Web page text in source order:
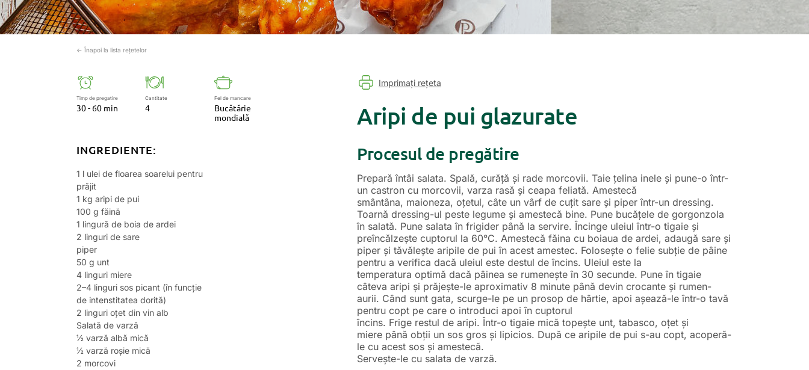
← Înapoi la lista rețetelor
Timp de pregatire
30 - 60 min
Cantitate
4
Fel de mancare
Bucătărie
mondială
INGREDIENTE:
1 l ulei de floarea soarelui pentru
prăjit
1 kg aripi de pui
100 g făină
1 lingură de boia de ardei
2 linguri de sare
piper
50 g unt
4 linguri miere
2–4 linguri sos picant (în funcție
de intenstitatea dorită)
2 linguri oțet din vin alb
Salată de varză
½ varză albă mică
½ varză roșie mică
2 morcovi
Imprimați rețeta
Aripi de pui glazurate
Procesul de pregătire
Prepară întâi salata. Spală, curăță și rade morcovii. Taie țelina inele și pune-o într-
un castron cu morcovii, varza rasă și ceapa feliată. Amestecă
smântâna, maioneza, oțetul, câte un vârf de cuțit sare și piper într-un dressing.
Toarnă dressing-ul peste legume și amestecă bine. Pune bucățele de gorgonzola
în salată. Pune salata în frigider până la servire. Încinge uleiul într-o tigaie și
preîncălzește cuptorul la 60°C. Amestecă făina cu boiaua de ardei, adaugă sare și
piper și tăvălește aripile de pui în acest amestec. Folosește o felie subție de pâine
pentru a verifica dacă uleiul este destul de încins. Uleiul este la
temperatura optimă dacă pâinea se rumenește în 30 secunde. Pune în tigaie
câteva aripi și prăjește-le aproximativ 8 minute până devin crocante și rumen-
aurii. Când sunt gata, scurge-le pe un prosop de hârtie, apoi așează-le într-o tavă
pentru copt pe care o introduci apoi în cuptorul
încins. Frige restul de aripi. Într-o tigaie mică topește unt, tabasco, oțet și
miere până obții un sos gros și lipicios. După ce aripile de pui s-au copt, acoperă-
le cu acest sos și amestecă.
Servește-le cu salata de varză.